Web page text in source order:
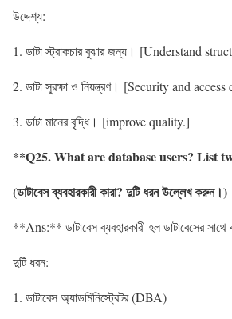
উদ্দেশ্য:
1. ডাটা স্ট্রাকচার বুঝার জন্য। [Understand
2. ডাটা সুরক্ষা ও নিয়ন্ত্রণ। [Security and
3. ডাটা মানের বৃদ্ধি। [improve quality.]
**Q25. What are database users? List
(ডাটাবেসব্যবহারকারীকারা? দুটি ধরনউল্লেখকরুন।)
**Ans:** ডাটাবেস ব্যবহারকারী হল ডাটাবেসের
দুটি ধরন:
1. ডাটাবেস অ্যাডমিনিস্ট্রেটর (DBA)